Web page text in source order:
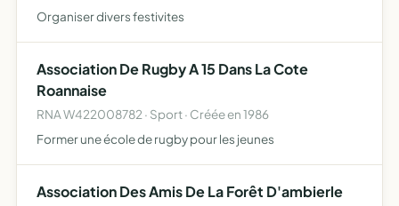
Organiser divers festivites
Association De Rugby A 15 Dans La Cote
Roannaise
RNA W422008782 · Sport · Créée en 1986
Former une école de rugby pour les jeunes
Association Des Amis De La Forêt D'ambierle